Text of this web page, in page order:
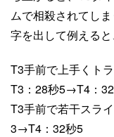
ムで相殺されてし
字を出して例えると
T3手前で上手くト
T3：28秒5→T4：
T3手前で若干スラ
3→T4：32秒5